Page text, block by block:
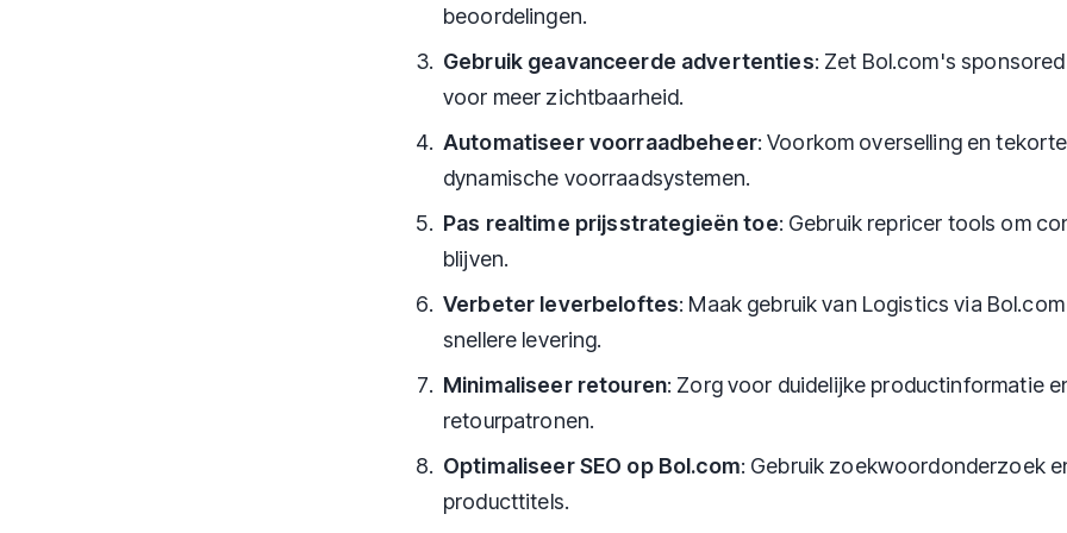
beoordelingen.
Gebruik geavanceerde advertenties: Zet Bol.com's
voor meer zichtbaarheid.
Automatiseer voorraadbeheer: Voorkom overselling en
dynamische voorraadsystemen.
Pas realtime prijsstrategieën toe: Gebruik repricer tools om
blijven.
Verbeter leverbeloftes: Maak gebruik van Logistics via
snellere levering.
Minimaliseer retouren: Zorg voor duidelijke productinformatie
retourpatronen.
Optimaliseer SEO op Bol.com: Gebruik zoekwoordonderzoek
producttitels.